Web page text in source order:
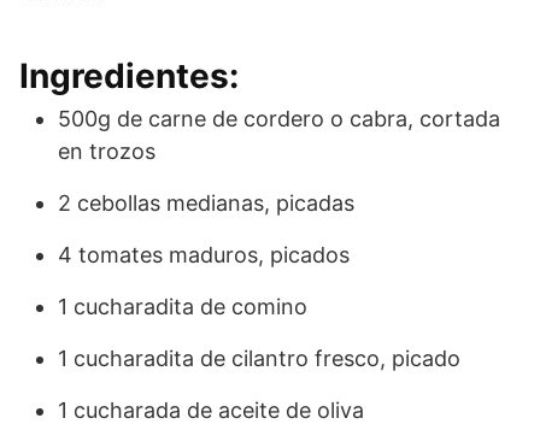
Ingredientes:
500g de carne de cordero o cabra, cortada
en trozos
2 cebollas medianas, picadas
4 tomates maduros, picados
1 cucharadita de comino
1 cucharadita de cilantro fresco, picado
1 cucharada de aceite de oliva